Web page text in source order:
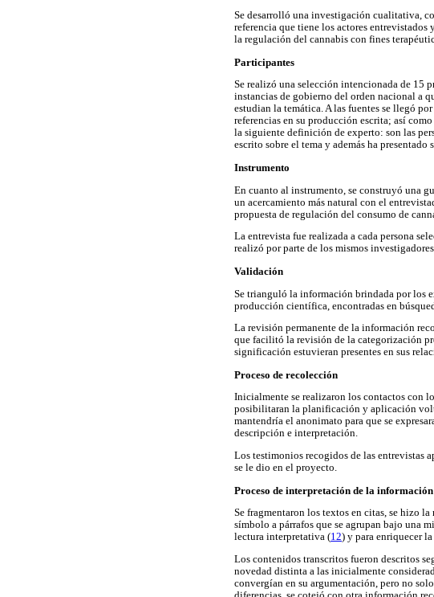
Se desarrolló una investigación cualitativa,
referencia que tiene los actores
la regulación del cannabis con fines
Participantes
Se realizó una selección intencionada de 15
instancias de gobierno del orden nacional a
estudian la temática. A las fuentes se llegó
referencias en su producción escrita; así
la siguiente definición de experto: son las
escrito sobre el tema y además ha
Instrumento
En cuanto al instrumento, se construyó una
un acercamiento más natural con el
propuesta de regulación del consumo de
La entrevista fue realizada a cada persona
realizó por parte de los mismos
Validación
Se trianguló la información brindada por los
producción científica, encontradas en
La revisión permanente de la información
que facilitó la revisión de la categorización
significación estuvieran presentes en sus
Proceso de recolección
Inicialmente se realizaron los contactos con
posibilitaran la planificación y aplicación
mantendría el anonimato para que se
descripción e interpretación.
Los testimonios recogidos de las entrevistas
se le dio en el proyecto.
Proceso de interpretación de la información
Se fragmentaron los textos en citas, se hizo
símbolo a párrafos que se agrupan bajo una
lectura interpretativa (12) y para enriquecer
Los contenidos transcritos fueron descritos
novedad distinta a las inicialmente
convergían en su argumentación, pero no